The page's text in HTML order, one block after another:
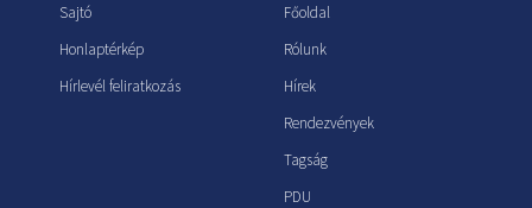
Sajtó
Honlaptérkép
Hírlevél feliratkozás
Főoldal
Rólunk
Hírek
Rendezvények
Tagság
PDU